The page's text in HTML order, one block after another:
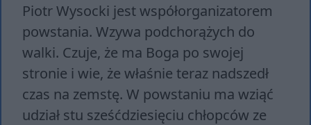
Piotr Wysocki jest współorganizatorem
powstania. Wzywa podchorążych do
walki. Czuje, że ma Boga po swojej
stronie i wie, że właśnie teraz nadszedł
czas na zemstę. W powstaniu ma wziąć
udział stu sześćdziesięciu chłopców ze